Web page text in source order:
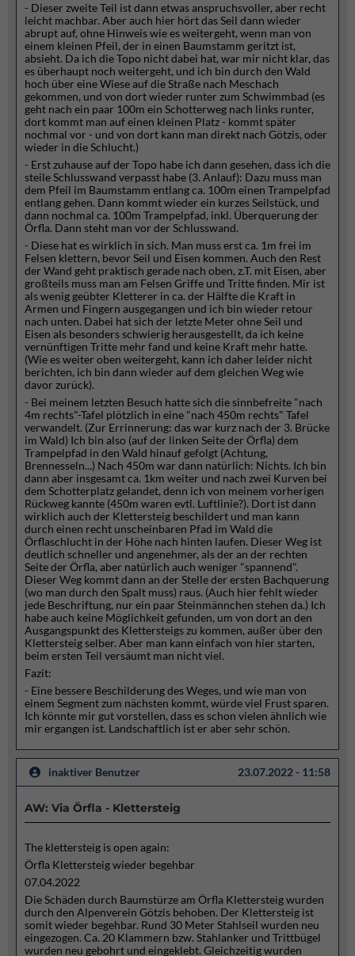
- Dieser zweite Teil ist dann etwas anspruchsvoller, aber recht
leicht machbar. Aber auch hier hört das Seil dann wieder
abrupt auf, ohne Hinweis wie es weitergeht, wenn man von
einem kleinen Pfeil, der in einen Baumstamm geritzt ist,
absieht. Da ich die Topo nicht dabei hat, war mir nicht klar, das
es überhaupt noch weitergeht, und ich bin durch den Wald
hoch über eine Wiese auf die Straße nach Meschach
gekommen, und von dort wieder runter zum Schwimmbad (es
geht nach ein paar 100m ein Schotterweg nach links runter,
dort kommt man auf einen kleinen Platz - kommt später
nochmal vor - und von dort kann man direkt nach Götzis, oder
wieder in die Schlucht.)
- Erst zuhause auf der Topo habe ich dann gesehen, dass ich die
steile Schlusswand verpasst habe (3. Anlauf): Dazu muss man
dem Pfeil im Baumstamm entlang ca. 100m einen Trampelpfad
entlang gehen. Dann kommt wieder ein kurzes Seilstück, und
dann nochmal ca. 100m Trampelpfad, inkl. Überquerung der
Örfla. Dann steht man vor der Schlusswand.
- Diese hat es wirklich in sich. Man muss erst ca. 1m frei im
Felsen klettern, bevor Seil und Eisen kommen. Auch den Rest
der Wand geht praktisch gerade nach oben, z.T. mit Eisen, aber
großteils muss man am Felsen Griffe und Tritte finden. Mir ist
als wenig geübter Kletterer in ca. der Hälfte die Kraft in
Armen und Fingern ausgegangen und ich bin wieder retour
nach unten. Dabei hat sich der letzte Meter ohne Seil und
Eisen als besonders schwierig herausgestellt, da ich keine
vernünftigen Tritte mehr fand und keine Kraft mehr hatte.
(Wie es weiter oben weitergeht, kann ich daher leider nicht
berichten, ich bin dann wieder auf dem gleichen Weg wie
davor zurück).
- Bei meinem letzten Besuch hatte sich die sinnbefreite "nach
4m rechts"-Tafel plötzlich in eine "nach 450m rechts" Tafel
verwandelt. (Zur Errinnerung: das war kurz nach der 3. Brücke
im Wald) Ich bin also (auf der linken Seite der Örfla) dem
Trampelpfad in den Wald hinauf gefolgt (Achtung,
Brennesseln...) Nach 450m war dann natürlich: Nichts. Ich bin
dann aber insgesamt ca. 1km weiter und nach zwei Kurven bei
dem Schotterplatz gelandet, denn ich von meinem vorherigen
Rückweg kannte (450m waren evtl. Luftlinie?). Dort ist dann
wirklich auch der Klettersteig beschildert und man kann
durch einen recht unscheinbaren Pfad im Wald die
Örflaschlucht in der Höhe nach hinten laufen. Dieser Weg ist
deutlich schneller und angenehmer, als der an der rechten
Seite der Örfla, aber natürlich auch weniger "spannend".
Dieser Weg kommt dann an der Stelle der ersten Bachquerung
(wo man durch den Spalt muss) raus. (Auch hier fehlt wieder
jede Beschriftung, nur ein paar Steinmännchen stehen da.) Ich
habe auch keine Möglichkeit gefunden, um von dort an den
Ausgangspunkt des Klettersteigs zu kommen, außer über den
Klettersteig selber. Aber man kann einfach von hier starten,
beim ersten Teil versäumt man nicht viel.
Fazit:
- Eine bessere Beschilderung des Weges, und wie man von
einem Segment zum nächsten kommt, würde viel Frust sparen.
Ich könnte mir gut vorstellen, dass es schon vielen ähnlich wie
mir ergangen ist. Landschaftlich ist er aber sehr schön.
inaktiver Benutzer 23.07.2022 - 11:58
AW: Via Örfla - Klettersteig
The klettersteig is open again:
Örfla Klettersteig wieder begehbar
07.04.2022
Die Schäden durch Baumstürze am Örfla Klettersteig wurden
durch den Alpenverein Götzis behoben. Der Klettersteig ist
somit wieder begehbar. Rund 30 Meter Stahlseil wurden neu
eingezogen. Ca. 20 Klammern bzw. Stahlanker und Trittbügel
wurden neu gebohrt und eingeklebt. Gleichzeitig wurden